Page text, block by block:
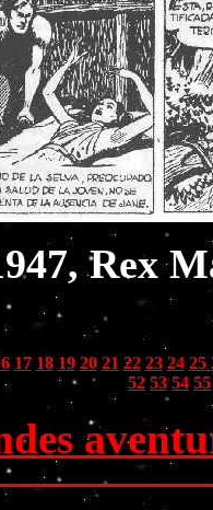
Rex
17 18 19 20 21 22 23 24 25
52 53 54 55